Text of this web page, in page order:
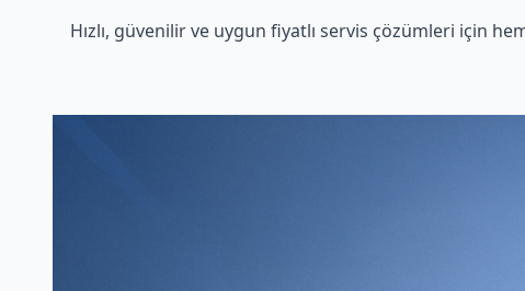
Hızlı, güvenilir ve uygun fiyatlı servis çözümleri için